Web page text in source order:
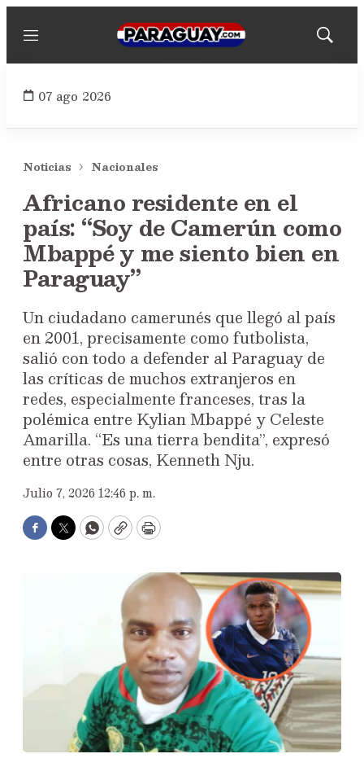
Menú
Mostrar
07 ago 2026
Noticias Nacionales
Africano residente en el
país: “Soy de Camerún como
Mbappé y me siento bien en
Paraguay”
Un ciudadano camerunés que llegó al país
en 2001, precisamente como futbolista,
salió con todo a defender al Paraguay de
las críticas de muchos extranjeros en
redes, especialmente franceses, tras la
polémica entre Kylian Mbappé y Celeste
Amarilla. “Es una tierra bendita”, expresó
entre otras cosas, Kenneth Nju.
Julio 7, 2026 12:46 p. m.
Facebook
TwitterWhatsApp
CopyPrint